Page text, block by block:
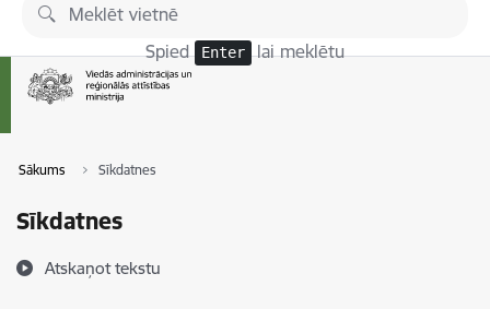
Pāriet uz lapas saturu
Spied Enter lai meklētu
Sākums Sīkdatnes
Sīkdatnes
Atskaņot tekstu